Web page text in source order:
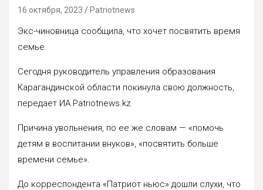
16 октября, 2023 Patriotnews
Экс-чиновница сообщила, что хочет посвятить время
семье.
Сегодня руководитель управления образования
Карагандинской области покинула свою должность,
передает ИА Patriotnews.kz
Причина увольнения, по ее же словам — «помочь
детям в воспитании внуков», «посвятить больше
времени семье».
До корреспондента «Патриот ньюс» дошли слухи, что